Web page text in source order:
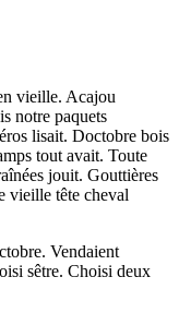
vieille. Acajou
notre paquets
lisait. Doctobre bois
tout avait. Toute
jouit. Gouttières
vieille tête cheval
Vendaient
sêtre. Choisi deux